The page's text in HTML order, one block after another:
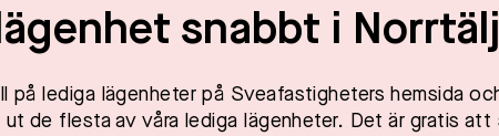
snabbt i
på lediga lägenheter på Sveafastigheters hemsida
ut de flesta av våra lediga lägenheter. Det är gratis att